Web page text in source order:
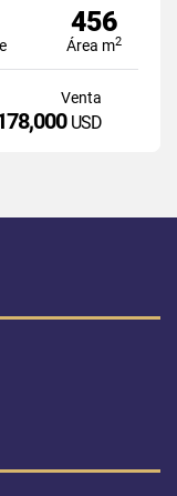
456
Área m2
Venta
USD